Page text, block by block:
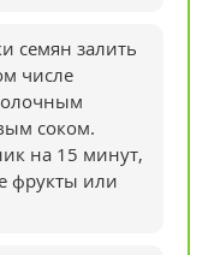
семян залить
числе
соком.
на 15 минут,
фрукты или